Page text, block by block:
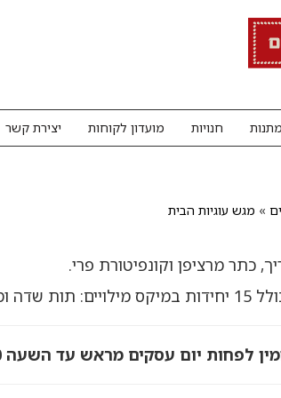
חנויות מועדון לקוחות יצירת קשר
» מגש עוגיות הבית
כתר מרציפן וקונפיטורת פרי.
תות שדה ומשמש.
לפחות יום עסקים מראש עד השעה 14:00